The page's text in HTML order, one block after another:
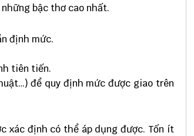
bậc thơ cao nhất.
định mức.
tiên tiến.
để quy định mức được giao trên
xác định có thể áp dụng được. Tốn ít